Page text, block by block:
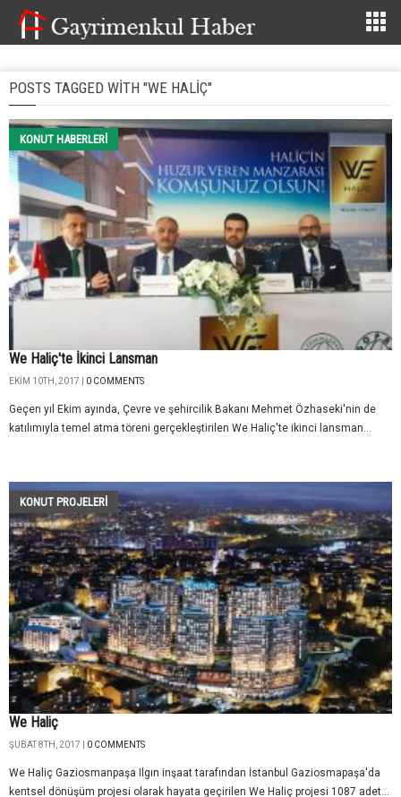
POSTS TAGGED WITH "WE HALIÇ"
KONUT HABERLERI
We Haliç'te İkinci Lansman
EKIM 10TH, 2017 | 0 COMMENTS
Geçen yıl Ekim ayında, Çevre ve şehircilik Bakanı Mehmet Özhaseki'nin de
katılımıyla temel atma töreni gerçekleştirilen We Haliç'te ikinci lansman...
KONUT PROJELERI
We Haliç
ŞUBAT 8TH, 2017 | 0 COMMENTS
We Haliç Gaziosmanpaşa Ilgın inşaat tarafından İstanbul Gaziosmapaşa'da
kentsel dönüşüm projesi olarak hayata geçirilen We Haliç projesi 1087 adet...